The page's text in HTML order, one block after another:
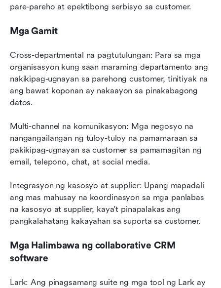
pare-pareho at epektibong serbisyo sa customer.
Mga Gamit
Cross-departmental na pagtutulungan: Para sa mga
organisasyon kung saan maraming departamento ang
nakikipag-ugnayan sa parehong customer, tinitiyak na
ang bawat koponan ay nakaayon sa pinakabagong
datos.
Multi-channel na komunikasyon: Mga negosyo na
nangangailangan ng tuloy-tuloy na pamamaraan sa
pakikipag-ugnayan sa customer sa pamamagitan ng
email, telepono, chat, at social media.
Integrasyon ng kasosyo at supplier: Upang mapadali
ang mas mahusay na koordinasyon sa mga panlabas
na kasosyo at supplier, kaya't pinapalakas ang
pangkalahatang kakayahan sa suporta sa customer.
Mga Halimbawa ng collaborative CRM
software
Lark: Ang pinagsamang suite ng mga tool ng Lark ay